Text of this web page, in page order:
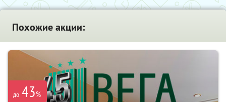
Похожие акции:
до 43%